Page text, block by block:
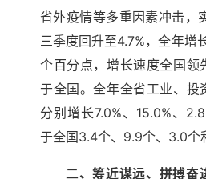
省外疫情等多重因素冲击，
三季度回升至4.7%，全年增
个百分点，增长速度全国领
于全国。全年全省工业、投
分别增长7.0%、15.0%、
于全国3.4个、9.9个、3.0个
二、筹近谋远、拼搏奋